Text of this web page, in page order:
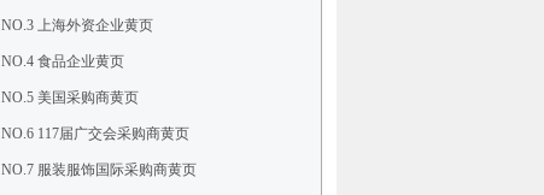
NO.3 上海外资企业黄页
NO.4 食品企业黄页
NO.5 美国采购商黄页
NO.6 117届广交会采购商黄页
NO.7 服装服饰国际采购商黄页